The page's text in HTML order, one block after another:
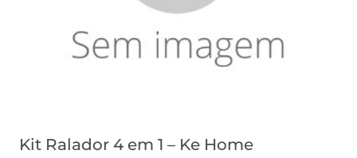
Kit Ralador 4 em 1 – Ke Home